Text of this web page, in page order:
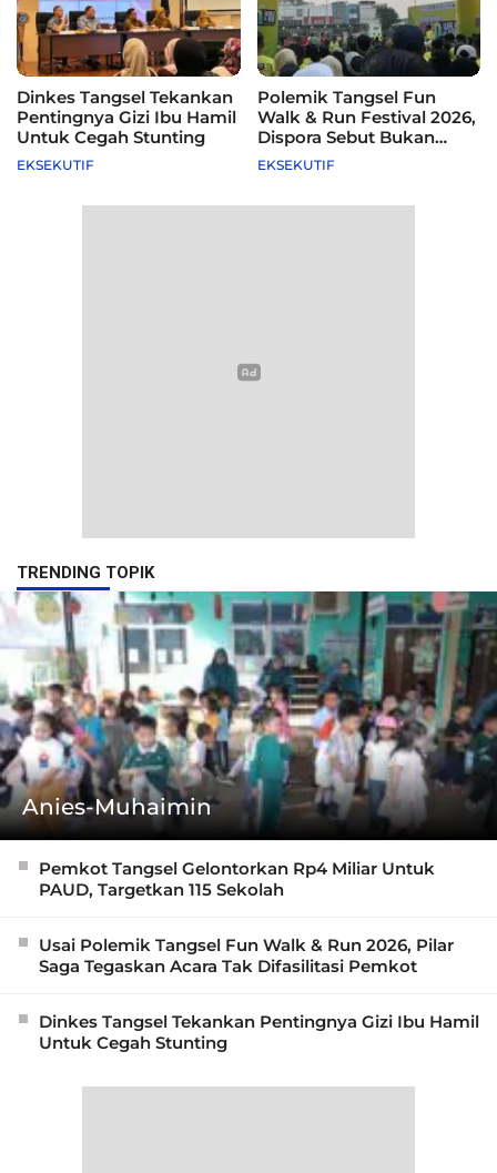
Dinkes Tangsel Tekankan
Pentingnya Gizi Ibu Hamil
Untuk Cegah Stunting
EKSEKUTIF
Polemik Tangsel Fun
Walk & Run Festival 2026,
Dispora Sebut Bukan
Agenda Pemkot
EKSEKUTIF
TRENDING TOPIK
Anies-Muhaimin
Pemkot Tangsel Gelontorkan Rp4 Miliar Untuk
PAUD, Targetkan 115 Sekolah
Usai Polemik Tangsel Fun Walk & Run 2026, Pilar
Saga Tegaskan Acara Tak Difasilitasi Pemkot
Dinkes Tangsel Tekankan Pentingnya Gizi Ibu Hamil
Untuk Cegah Stunting